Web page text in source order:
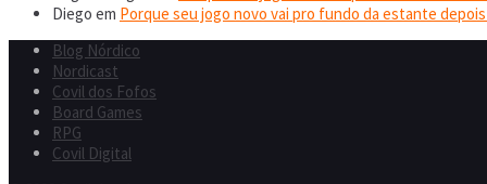
Diego em Porque seu jogo novo vai pro fundo da estante
Blog Nórdico
Nordicast
Covil dos Fofos
Board Games
RPG
Covil Digital